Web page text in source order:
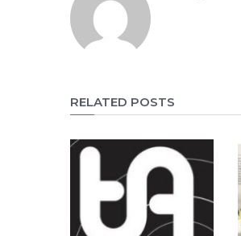
RELATED POSTS